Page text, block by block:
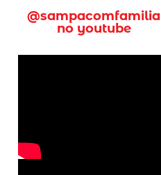
@sampacomfamilia
no youtube